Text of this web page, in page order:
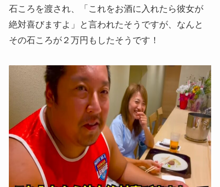
石ころを渡され、「これをお酒に入れたら彼女が
絶対喜びますよ」と言われたそうですが、なんと
その石ころが２万円もしたそうです！